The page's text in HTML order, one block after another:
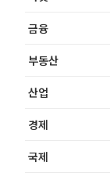
금융
부동산
산업
경제
국제